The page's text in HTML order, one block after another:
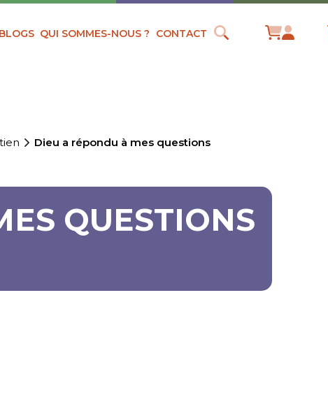
QUI SOMMES-NOUS ? CONTACT
Dieu a répondu à mes questions
QUESTIONS